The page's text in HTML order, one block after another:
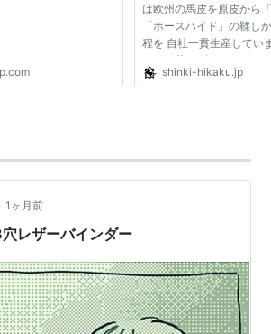
は欧州の馬皮を原皮から
「ホースハイド」の鞣し
程を 自社一貫生産してい
ン」は革のダイヤモンド
表面は輝きを放ち、 独特
shinki-hikaku.jp
1ヶ月前
レザーバインダー